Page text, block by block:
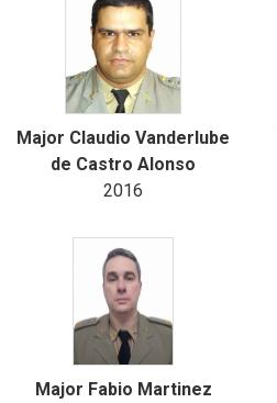
Major Claudio Vanderlube
de Castro Alonso
2016
Major Fabio Martinez